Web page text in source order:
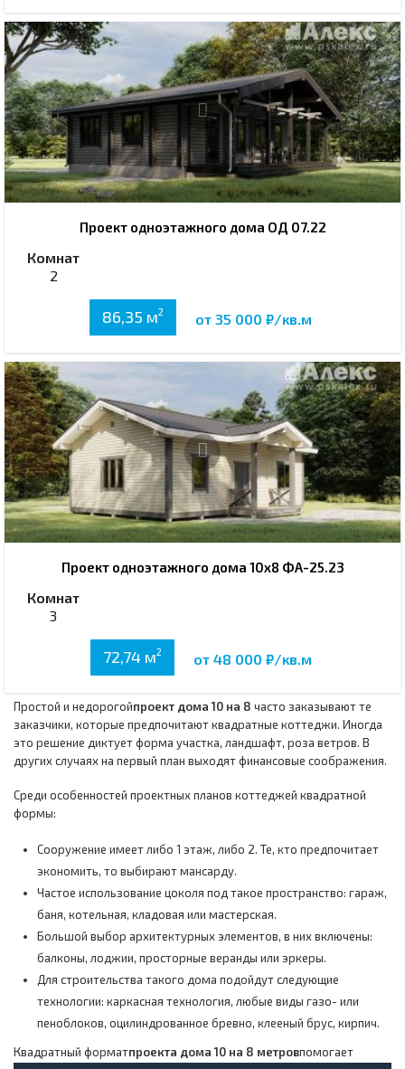
Проект одноэтажного дома ОД 07.22
Комнат
2
86,35 м2 от 35 000 ₽/кв.м
Проект одноэтажного дома 10х8 ФА-25.23
Комнат
3
72,74 м2 от 48 000 ₽/кв.м
Простой и недорогойпроект дома 10 на 8 часто заказывают те
заказчики, которые предпочитают квадратные коттеджи. Иногда
это решение диктует форма участка, ландшафт, роза ветров. В
других случаях на первый план выходят финансовые соображения.
Среди особенностей проектных планов коттеджей квадратной
формы:
Сооружение имеет либо 1 этаж, либо 2. Те, кто предпочитает
экономить, то выбирают мансарду.
Частое использование цоколя под такое пространство: гараж,
баня, котельная, кладовая или мастерская.
Большой выбор архитектурных элементов, в них включены:
балконы, лоджии, просторные веранды или эркеры.
Для строительства такого дома подойдут следующие
технологии: каркасная технология, любые виды газо- или
пеноблоков, оцилиндрованное бревно, клееный брус, кирпич.
Квадратный форматпроекта дома 10 на 8 метровпомогает